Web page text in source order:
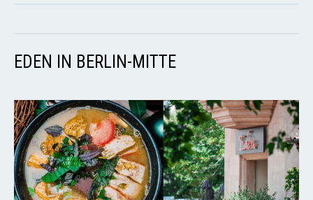
EDEN IN BERLIN-MITTE